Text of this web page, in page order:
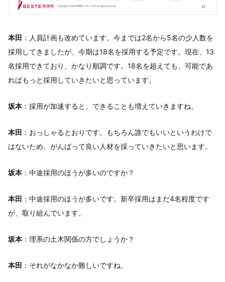
本田 ：人員計画も改めています。今までは2名から5名の少人数を
採用してきましたが、今期は18名を採用する予定です。現在、13
名採用できており、かなり順調です。18名を超えても、可能であ
ればもっと採用していきたいと思っています。
坂本 ：採用が加速すると、できることも増えていきますね。
本田 ：おっしゃるとおりです。もちろん誰でもいいというわけで
はないため、がんばって良い人材を採っていきたいと思います。
坂本 ：中途採用のほうが多いのですか？
本田 ：中途採用のほうが多いです。新卒採用はまだ4名程度です
が、取り組んでいます。
坂本 ：理系の土木関係の方でしょうか？
本田 ：それがなかなか難しいですね。